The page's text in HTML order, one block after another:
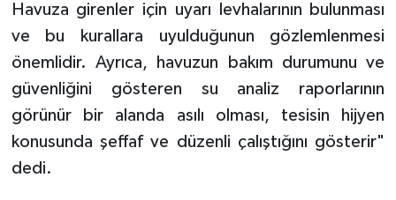
Havuza girenler için uyarı levhalarının bulunması
ve bu kurallara uyulduğunun gözlemlenmesi
önemlidir. Ayrıca, havuzun bakım durumunu ve
güvenliğini gösteren su analiz raporlarının
görünür bir alanda asılı olması, tesisin hijyen
konusunda şeffaf ve düzenli çalıştığını gösterir"
dedi.